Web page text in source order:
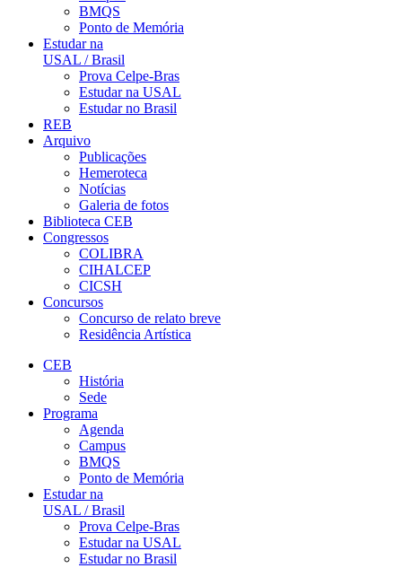
BMQS
Ponto de Memória
Estudar na
USAL / Brasil
Prova Celpe-Bras
Estudar na USAL
Estudar no Brasil
REB
Arquivo
Publicações
Hemeroteca
Notícias
Galeria de fotos
Biblioteca CEB
Congressos
COLIBRA
CIHALCEP
CICSH
Concursos
Concurso de relato breve
Residência Artística
CEB
História
Sede
Programa
Agenda
Campus
BMQS
Ponto de Memória
Estudar na
USAL / Brasil
Prova Celpe-Bras
Estudar na USAL
Estudar no Brasil